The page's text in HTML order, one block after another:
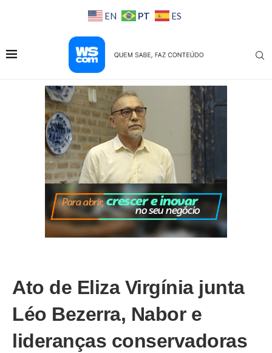
EN PT ES
Ato de Eliza Virgínia junta
Léo Bezerra, Nabor e
lideranças conservadoras